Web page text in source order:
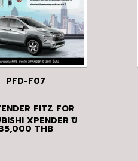
PFD-F07
FITZ FOR
XPENDER ปี
2017 ขึ้นไป
THB